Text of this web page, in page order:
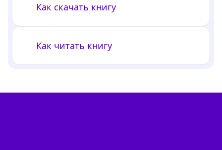
Как скачать книгу
Как читать книгу